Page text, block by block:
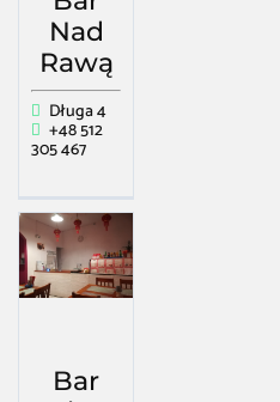
Nad
Rawą
Długa 4
+48 512
305 467
Bar